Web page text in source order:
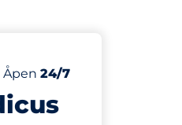
Antall parkeringsplasser:
Parkeringsplasser
40
Lørdag
Åpen 24/7